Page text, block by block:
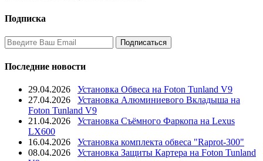
Подписка
Последние новости
29.04.2026
Установка Обвеса на Foton Tunland V9
27.04.2026
Установка Алюминиевого Вкладыша на
Foton Tunland V9
21.04.2026
Установка Съёмного Фаркопа на Lexus
LX600
16.04.2026
Установка комплекта обвеса "Raprot-300"
08.04.2026
Установка Защиты Картера на Foton Tunland